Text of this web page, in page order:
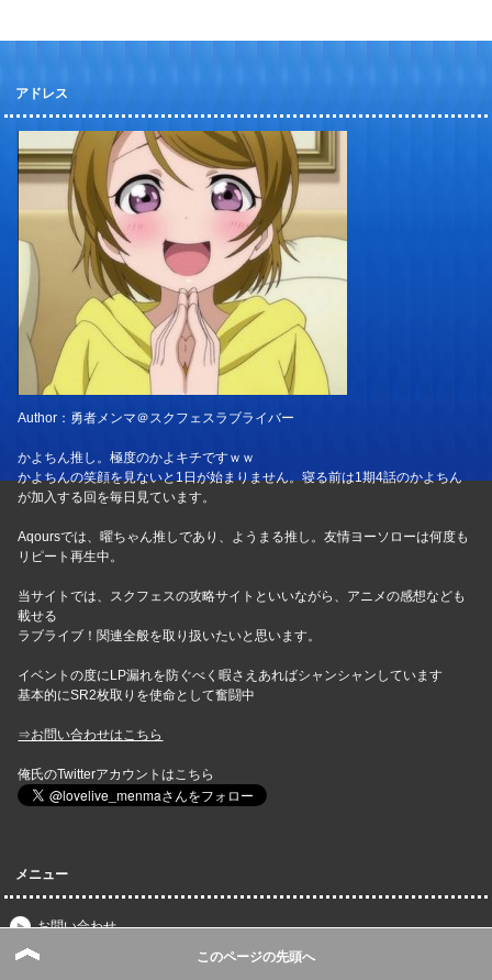
アドレス
Author：勇者メンマ＠スクフェスラブライバー
かよちん推し。極度のかよキチですｗｗ
かよちんの笑顔を見ないと1日が始まりません。寝る前は1期4話のかよちん
が加入する回を毎日見ています。
Aqoursでは、曜ちゃん推しであり、ようまる推し。友情ヨーソローは何度も
リピート再生中。
当サイトでは、スクフェスの攻略サイトといいながら、アニメの感想なども
載せる
ラブライブ！関連全般を取り扱いたいと思います。
イベントの度にLP漏れを防ぐべく暇さえあればシャンシャンしています
基本的にSR2枚取りを使命として奮闘中
⇒お問い合わせはこちら
俺氏のTwitterアカウントはこちら
メニュー
お問い合わせ
スクフェス速報｜スクスタ攻略・最新情報まとめトップページ
このページの先頭へ